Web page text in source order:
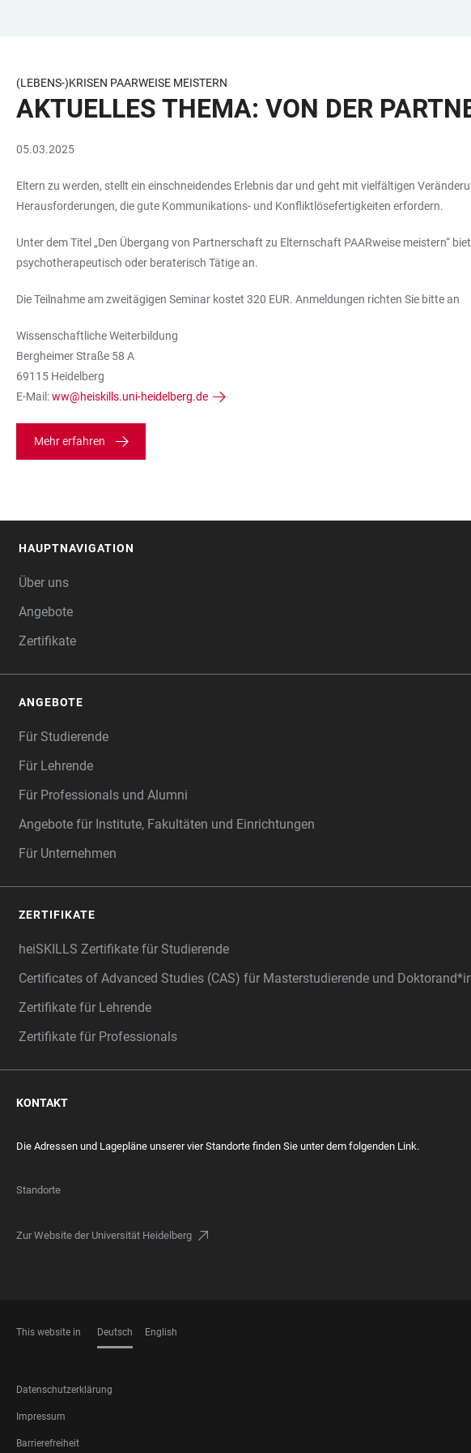
BARRIEREFREIHEIT
(LEBENS-)KRISEN PAARWEISE MEISTERN
AKTUELLES THEMA: VON DER
05.03.2025
Eltern zu werden, stellt ein einschneidendes Erlebnis dar und geht mit vielfältigen
Herausforderungen, die gute Kommunikations- und Konfliktlösefertigkeiten erfordern.
Unter dem Titel „Den Übergang von Partnerschaft zu Elternschaft PAARweise meistern“
psychotherapeutisch oder beraterisch Tätige an.
Die Teilnahme am zweitägigen Seminar kostet 320 EUR. Anmeldungen richten Sie bitte an
Wissenschaftliche Weiterbildung
Bergheimer Straße 58 A
69115 Heidelberg
E-Mail:ww@heiskills.uni-heidelberg.de
Mehr erfahren
HAUPTNAVIGATION
Über uns
Angebote
Zertifikate
ANGEBOTE
Für Studierende
Für Lehrende
Für Professionals und Alumni
Angebote für Institute, Fakultäten und Einrichtungen
Für Unternehmen
ZERTIFIKATE
heiSKILLS Zertifikate für Studierende
Certificates of Advanced Studies (CAS) für Masterstudierende und
Zertifikate für Lehrende
Zertifikate für Professionals
KONTAKT
Die Adressen und Lagepläne unserer vier Standorte finden Sie unter dem folgenden Link.
Standorte
Zur Website der Universität Heidelberg
This website in Deutsch English
FOOTER
LEGAL
Datenschutzerklärung
Impressum
Barrierefreiheit